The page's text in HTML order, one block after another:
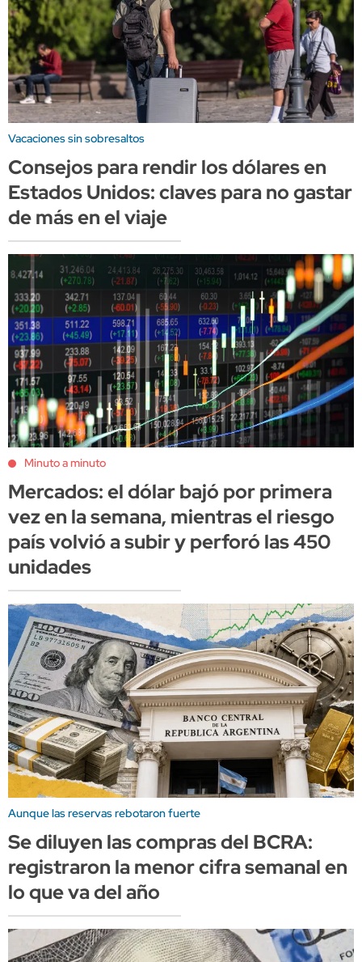
Vacaciones sin sobresaltos
Consejos para rendir los dólares en
Estados Unidos: claves para no gastar
de más en el viaje
Minuto a minuto
Mercados: el dólar bajó por primera
vez en la semana, mientras el riesgo
país volvió a subir y perforó las 450
unidades
Aunque las reservas rebotaron fuerte
Se diluyen las compras del BCRA:
registraron la menor cifra semanal en
lo que va del año